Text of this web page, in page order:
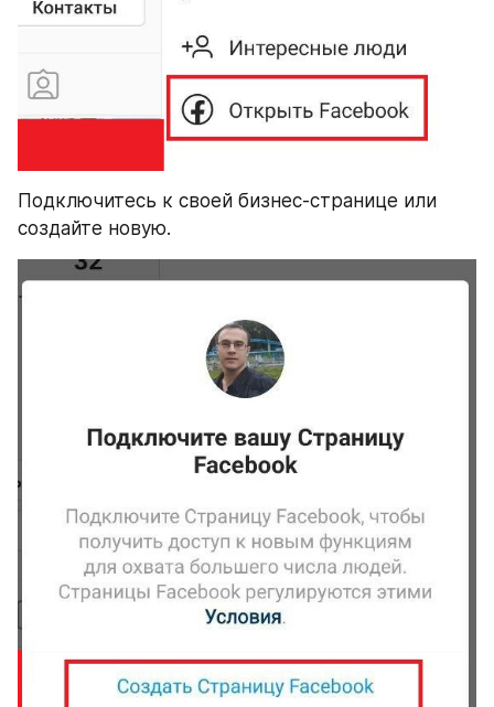
Подключитесь к своей бизнес-странице или
создайте новую.